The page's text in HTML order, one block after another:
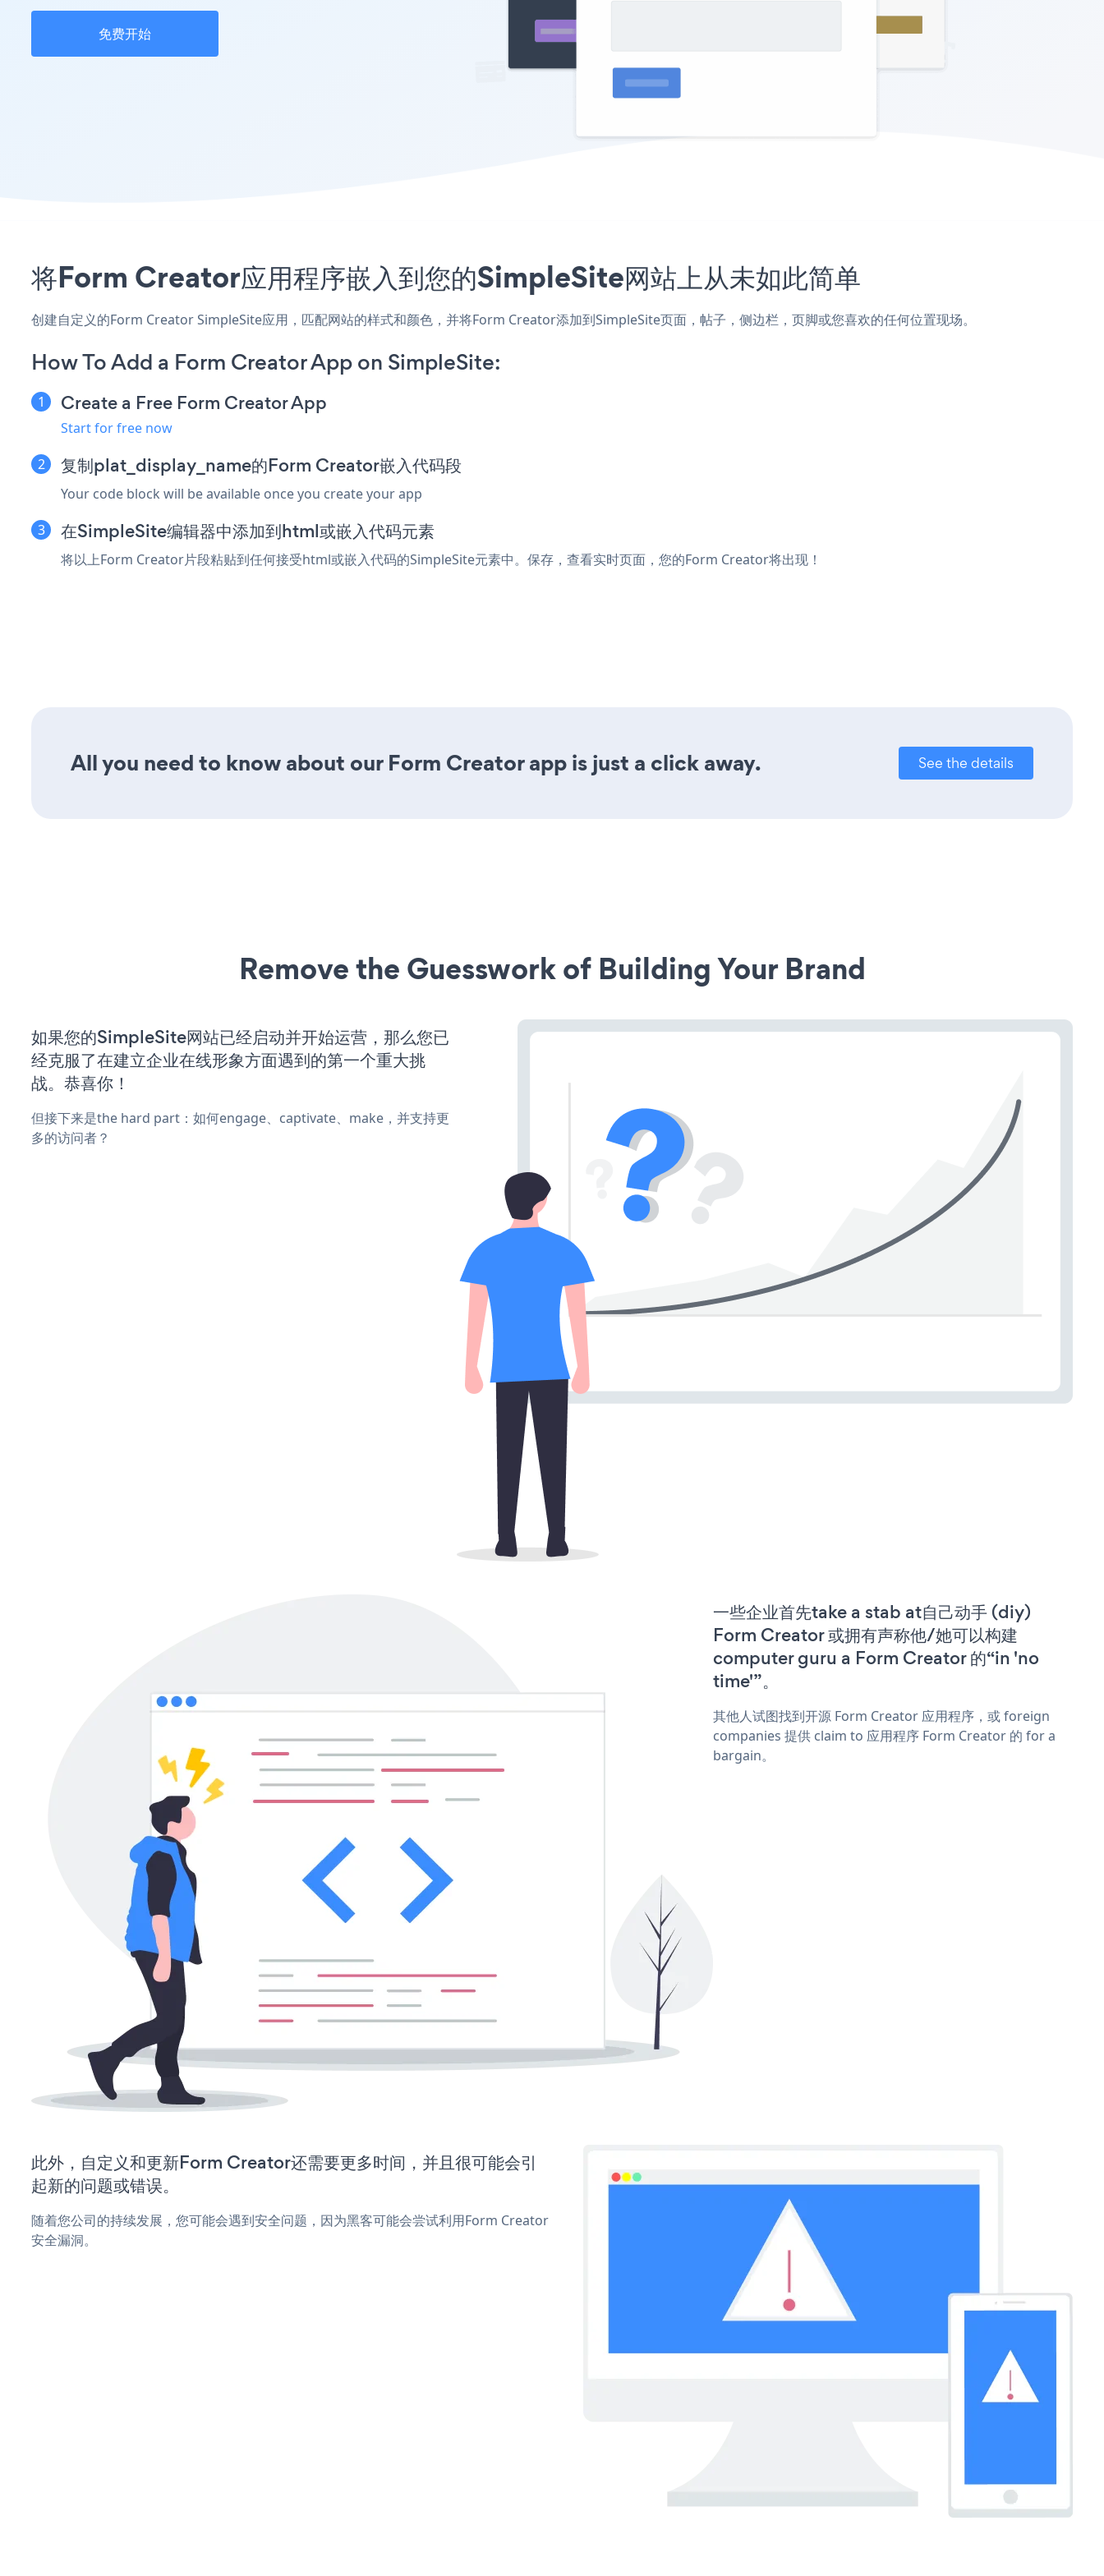
免费开始
将Form Creator应用程序嵌入到您的SimpleSite网站上从未如此简单
创建自定义的Form Creator SimpleSite应用，匹配网站的样式和颜色，并将Form Creator添加到SimpleSite页面，帖子，侧边栏，页脚或您喜欢的任何位置现场。
How To Add a Form Creator App on SimpleSite:
Create a Free Form Creator App
Start for free now
复制plat_display_name的Form Creator嵌入代码段
Your code block will be available once you create your app
在SimpleSite编辑器中添加到html或嵌入代码元素
将以上Form Creator片段粘贴到任何接受html或嵌入代码的SimpleSite元素中。保存，查看实时页面，您的Form Creator将出现！
All you need to know about our Form Creator app is just a click away. See the details
Remove the Guesswork of Building Your Brand
如果您的SimpleSite网站已经启动并开始运营，那么您已
经克服了在建立企业在线形象方面遇到的第一个重大挑
战。恭喜你！
但接下来是the hard part：如何engage、captivate、make，并支持更
多的访问者？
一些企业首先take a stab at自己动手 (diy)
Form Creator 或拥有声称他/她可以构建
computer guru a Form Creator 的“in 'no
time'”。
其他人试图找到开源 Form Creator 应用程序，或 foreign
companies 提供 claim to 应用程序 Form Creator 的 for a
bargain。
此外，自定义和更新Form Creator还需要更多时间，并且很可能会引
起新的问题或错误。
随着您公司的持续发展，您可能会遇到安全问题，因为黑客可能会尝试利用Form Creator
安全漏洞。